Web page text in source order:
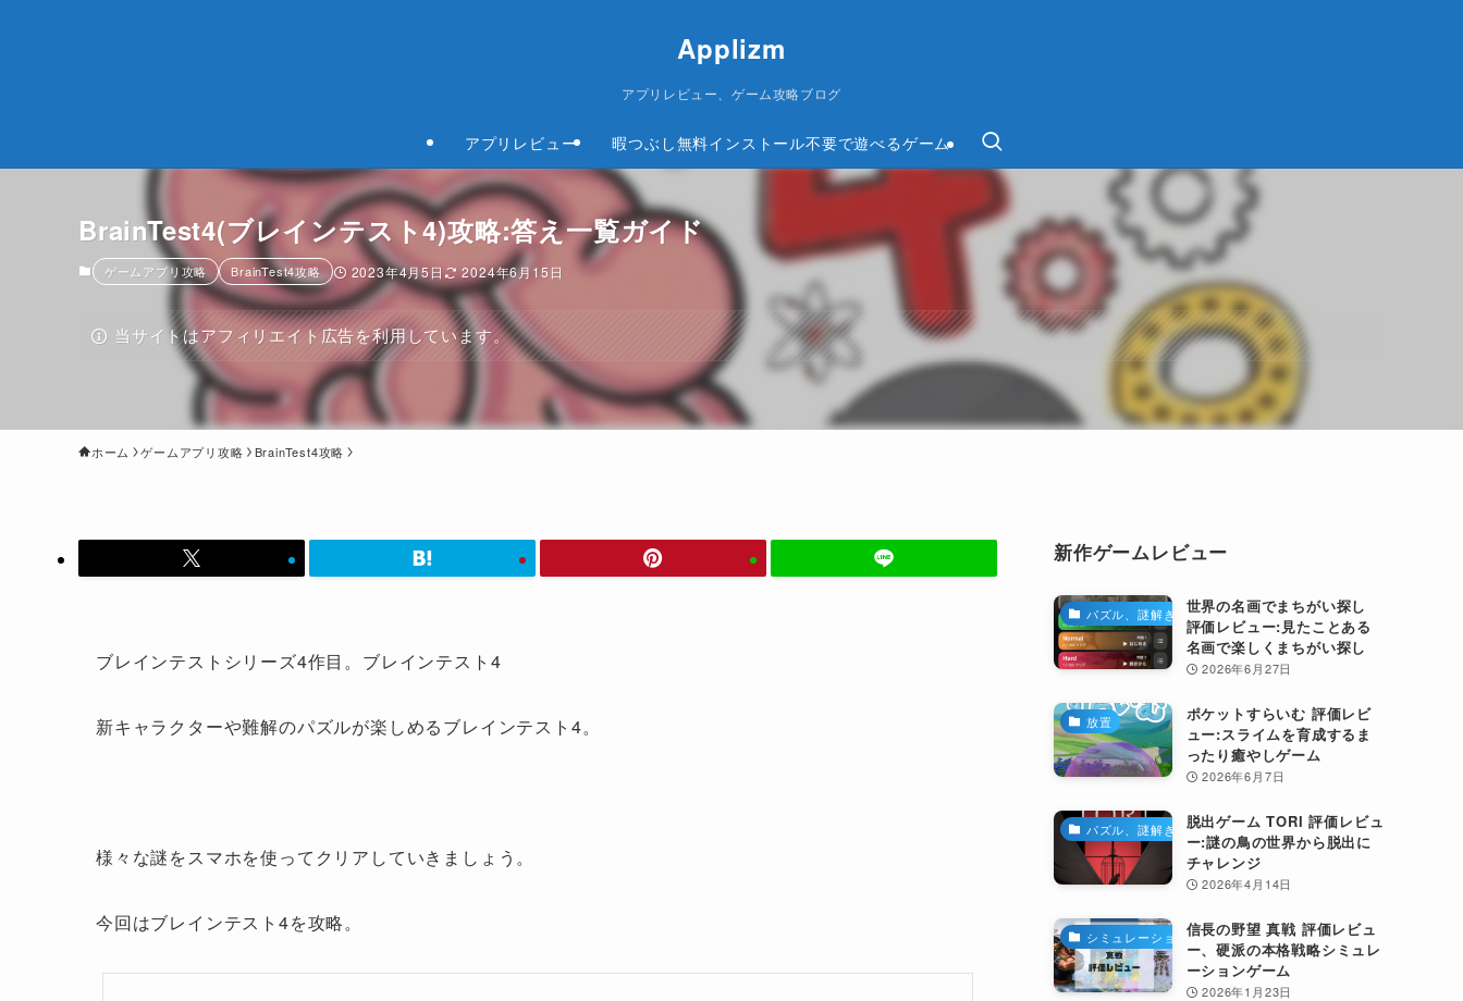
Applizm
アプリレビュー、ゲーム攻略ブログ
アプリレビュー 暇つぶし無料インストール不要で遊べるゲーム
BrainTest4(ブレインテスト4)攻略:答え一覧ガイド
ゲームアプリ攻略 BrainTest4攻略 2023年4月5日 2024年6月15日
当サイトはアフィリエイト広告を利用しています。
ホーム ゲームアプリ攻略 BrainTest4攻略
ブレインテストシリーズ4作目。ブレインテスト4
新キャラクターや難解のパズルが楽しめるブレインテスト4。
様々な謎をスマホを使ってクリアしていきましょう。
今回はブレインテスト4を攻略。
新作ゲームレビュー
パズル、謎解き
世界の名画でまちがい探し
評価レビュー:見たことある
名画で楽しくまちがい探し
2026年6月27日
放置
ポケットすらいむ 評価レビ
ュー:スライムを育成するま
ったり癒やしゲーム
2026年6月7日
パズル、謎解き
脱出ゲーム TORI 評価レビュ
ー:謎の鳥の世界から脱出に
チャレンジ
2026年4月14日
シミュレーション信長の野望 真戦 評価レビュ
ー、硬派の本格戦略シミュレ
ーションゲーム
2026年1月23日